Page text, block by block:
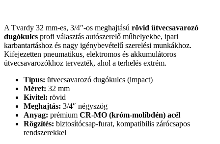
A Tvardy 32 mm-es, 3/4″-os meghajtású rövid ütvecsavarozó
dugókulcs profi választás autószerelő műhelyekbe, ipari
karbantartáshoz és nagy igénybevételű szerelési munkákhoz.
Kifejezetten pneumatikus, elektromos és akkumulátoros
ütvecsavarozókhoz tervezték, ahol a terhelés extrém.
Típus: ütvecsavarozó dugókulcs (impact)
Méret: 32 mm
Kivitel: rövid
Meghajtás: 3/4″ négyszög
Anyag: prémium CR-MO (króm-molibdén) acél
Rögzítés: biztosítócsap-furat, kompatibilis zárócsapos
rendszerekkel